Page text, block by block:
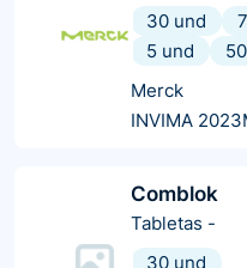
30 und
5 und
Merck
INVIMA
Comblok
Tabletas -
30 und